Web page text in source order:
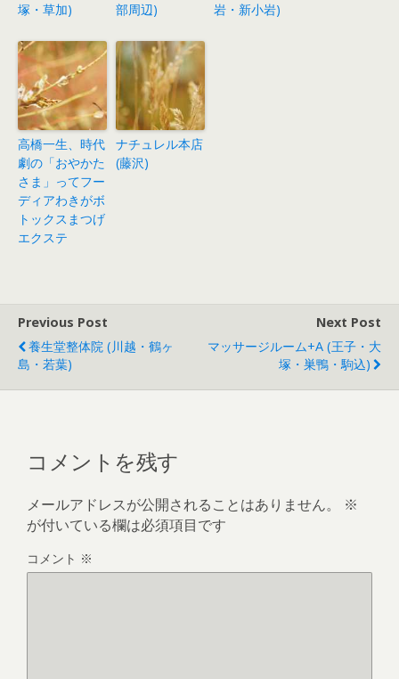
塚・草加)
部周辺)
岩・新小岩)
高橋一生、時代
劇の「おやかた
さま」ってフー
ディアわきがボ
トックスまつげ
エクステ
ナチュレル本店
(藤沢)
Previous Post
養生堂整体院 (川越・鶴ヶ
島・若葉)
Next Post
マッサージルーム+α (王子・大
塚・巣鴨・駒込)
コメントを残す
メールアドレスが公開されることはありません。
※
が付いている欄は必須項目です
コメント ※